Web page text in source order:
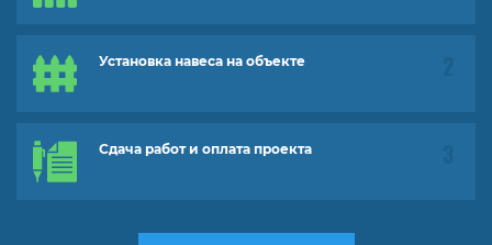
Установка навеса на объекте
Сдача работ и оплата проекта